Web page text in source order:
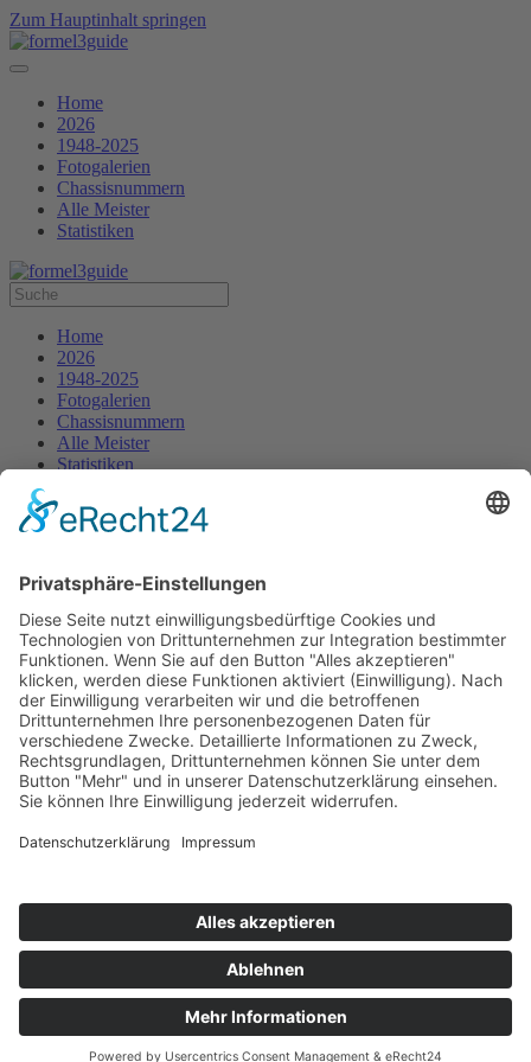
Zum Hauptinhalt springen
Home
2026
1948-2025
Fotogalerien
Chassisnummern
Alle Meister
Statistiken
Home
2026
1948-2025
Fotogalerien
Chassisnummern
Alle Meister
Statistiken
Startseite
progcovers
www.progcovers.com
www.progcovers.com
Leider ist es uns aufgrund zahlreicher Vorgaben nicht mehr möglich
die Seitewww.programmhefte.comweiterhin zu betreiben. Alle
auf dieser Seite veröffentlichten Cover sowie unzählige mehr finden
Sie zukünftig auf unserer Partnerseitewww.progcovers.com.
Impressum
Jahrbuch
Cookie-Einstellungen